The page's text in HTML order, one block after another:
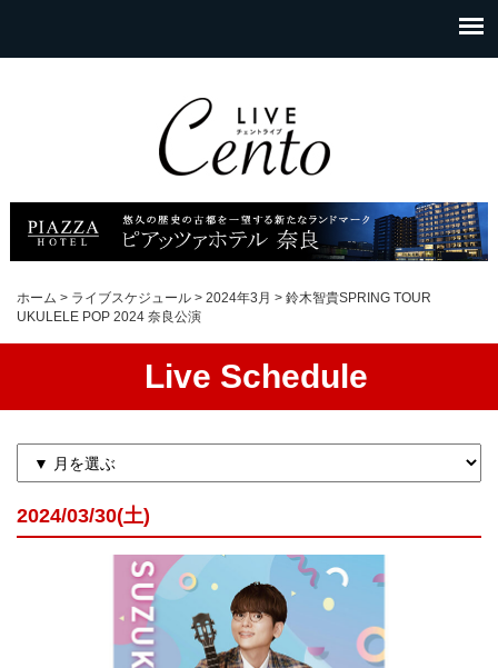
ホーム > ライブスケジュール > 2024年3月 > 鈴木智貴SPRING TOUR
UKULELE POP 2024 奈良公演
Live Schedule
2024/03/30(土)